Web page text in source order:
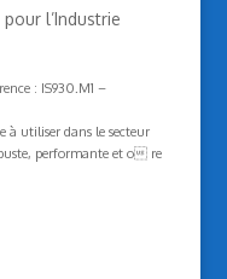
l’Industrie
: IS930.M1 –
à utiliser dans le secteur
performante et o re